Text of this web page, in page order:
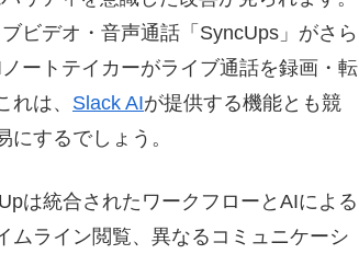
ビデオ・音声通話「SyncUps」がさら
ートテイカーがライブ通話を録画・転
は、 Slack AIが提供する機能とも競
するでしょう。
は統合されたワークフローとAIによる
ムライン閲覧、異なるコミュニケーシ